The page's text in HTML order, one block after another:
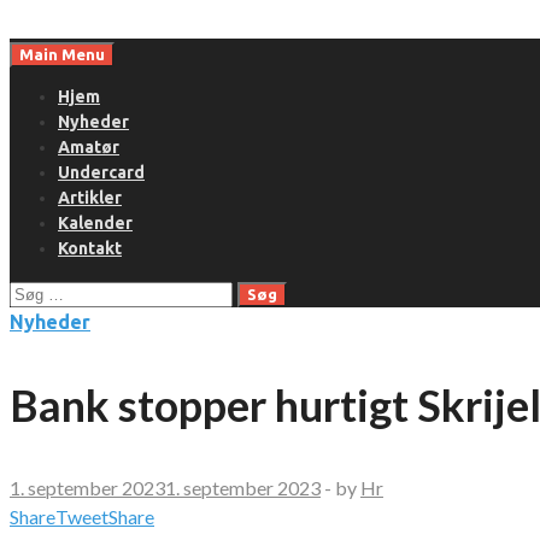
toMain Menu
Hjem
Nyheder
Amatør
Undercard
Artikler
Kalender
Kontakt
Søg
efter:
Nyheder
Bank stopper hurtigt
1. september 20231. september 2023 - by Hr
ShareTweetShare